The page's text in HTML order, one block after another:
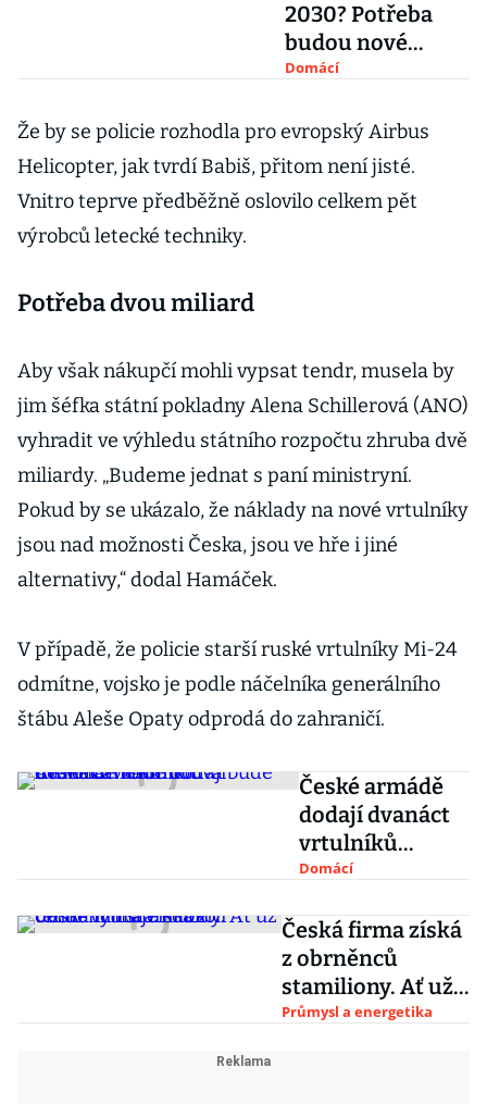
2030? Potřeba
budou nové
pandury, tanky,
Domácí
Že by se policie rozhodla pro evropský Airbus
Helicopter, jak tvrdí Babiš, přitom není jisté.
Vnitro teprve předběžně oslovilo celkem pět
výrobců letecké techniky.
Potřeba dvou miliard
Aby však nákupčí mohli vypsat tendr, musela by
jim šéfka státní pokladny Alena Schillerová (ANO)
vyhradit ve výhledu státního rozpočtu zhruba dvě
miliardy. „Budeme jednat s paní ministryní.
Pokud by se ukázalo, že náklady na nové vrtulníky
jsou nad možnosti Česka, jsou ve hře i jiné
alternativy,“ dodal Hamáček.
V případě, že policie starší ruské vrtulníky Mi-24
odmítne, vojsko je podle náčelníka generálního
štábu Aleše Opaty odprodá do zahraničí.
České armádě
dodají dvanáct
vrtulníků
Američané.
do konce roku
Domácí
Česká firma získá
z obrněnců
stamiliony. Ať už
tendr vyhraje
Průmysl a energetika